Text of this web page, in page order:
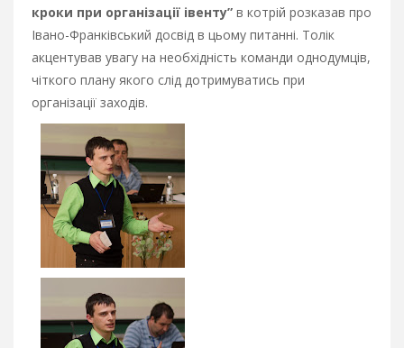
кроки при організації івенту” в котрій розказав про
Івано-Франківський досвід в цьому питанні. Толік
акцентував увагу на необхідність команди однодумців,
чіткого плану якого слід дотримуватись при
організації заходів.